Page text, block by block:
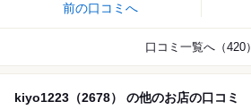
前の口コミへ
口コミ一覧へ（420）
kiyo1223（2678） の他のお店の口コミ